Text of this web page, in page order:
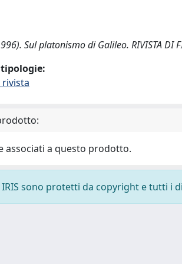
Sul platonismo di Galileo. RIVISTA DI
rivista
associati a questo prodotto.
sono protetti da copyright e tutti i